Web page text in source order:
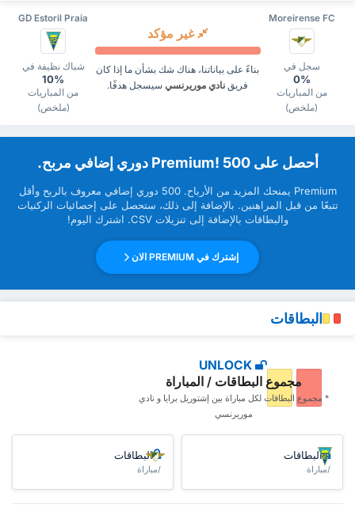
GD Estoril Praia Moreirense FC
شباك نظيفة في
10%
من المباريات
(ملخص)
غير مؤكد
بناءً على بياناتنا، هناك شك بشأن ما إذا كان
فريق نادي موريرنسي سيسجل هدفًا.
سجل في
0%
من المباريات
(ملخص)
‏أحصل على Premium! 500 دوري إضافي مربح.
Premium ‏يمنحك المزيد من ‏الأرباح. 500 دوري إضافي معروف بالربح وأقل
تتبعًا من قبل ‏المراهنين. بالإضافة إلى ذلك، ستحصل على إحصائيات الركنيات
والبطاقات بالإضافة إلى تنزيلات CSV. اشترك اليوم!
إشترك في PREMIUM الان
البطاقات
UNLOCK
مجموع البطاقات / المباراة
* مجموع البطاقات ‏لكل مباراة بين إشتوريل برايا و نادي
موريرنسي
البطاقات
/مباراة
البطاقات
/مباراة